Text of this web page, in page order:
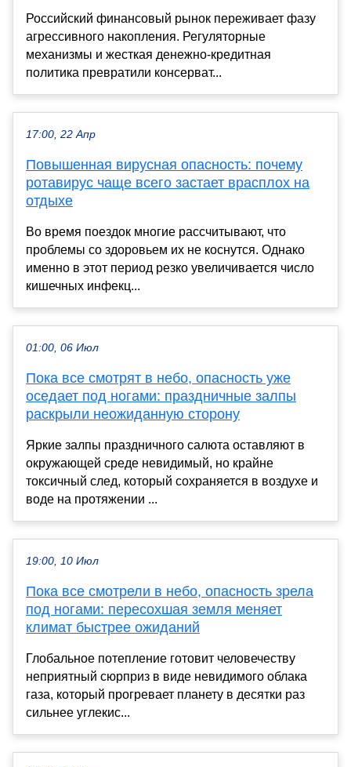
Российский финансовый рынок переживает фазу
агрессивного накопления. Регуляторные
механизмы и жесткая денежно-кредитная
политика превратили консерват...
17:00, 22 Апр
Повышенная вирусная опасность: почему
ротавирус чаще всего застает врасплох на
отдыхе
Во время поездок многие рассчитывают, что
проблемы со здоровьем их не коснутся. Однако
именно в этот период резко увеличивается число
кишечных инфекц...
01:00, 06 Июл
Пока все смотрят в небо, опасность уже
оседает под ногами: праздничные залпы
раскрыли неожиданную сторону
Яркие залпы праздничного салюта оставляют в
окружающей среде невидимый, но крайне
токсичный след, который сохраняется в воздухе и
воде на протяжении ...
19:00, 10 Июл
Пока все смотрели в небо, опасность зрела
под ногами: пересохшая земля меняет
климат быстрее ожиданий
Глобальное потепление готовит человечеству
неприятный сюрприз в виде невидимого облака
газа, который прогревает планету в десятки раз
сильнее углекис...